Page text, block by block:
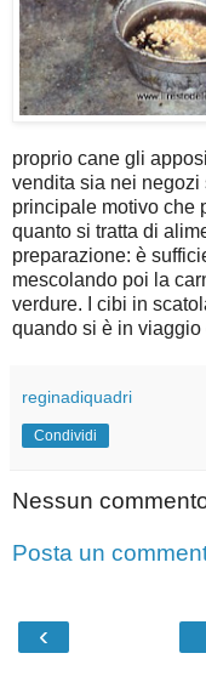
proprio cane gli
vendita sia nei negozi
principale motivo che
quanto si tratta di
preparazione: è
mescolando poi la
verdure. I cibi in
quando si è in
reginadiquadri
Condividi
Nessun
Posta un
‹